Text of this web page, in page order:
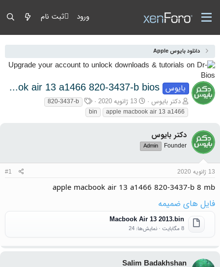
ورود ثبت نام
دانلود بایوس Apple
بایوس apple macbook air 13 a1466 820-3437-b bios
آغازگر گفتمان
دکتر بایوس تاریخ شروع
13 ژانویه 2020 برچسب‌ها
820-3437-b
apple macbook air 13 a1466
bin
دکتر بایوس
Founder
Admin
13 ژانویه 2020 #1
apple macbook air 13 a1466 820-3437-b 8 mb
فایل های ضمیمه
Macbook Air 13 2013.bin
8 مگابایت · نمایش‌ها: 24
Salim Badakhshan